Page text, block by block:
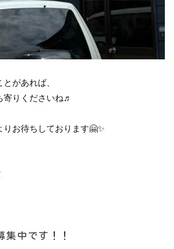
があれば、
寄りくださいね♬
お待ちしております🤗✨
集中です！！